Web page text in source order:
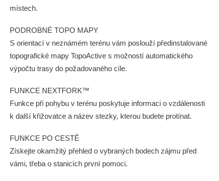
místech.
PODROBNÉ TOPO MAPY
S orientací v neznámém terénu vám poslouží předinstalované
topografické mapy TopoActive s možností automatického
výpočtu trasy do požadovaného cíle.
FUNKCE NEXTFORK™
Funkce při pohybu v terénu poskytuje informaci o vzdálenosti
k další křižovatce a název stezky, kterou budete protínat.
FUNKCE PO CESTĚ
Získejte okamžitý přehled o vybraných bodech zájmu před
vámi, třeba o stanicích první pomoci.